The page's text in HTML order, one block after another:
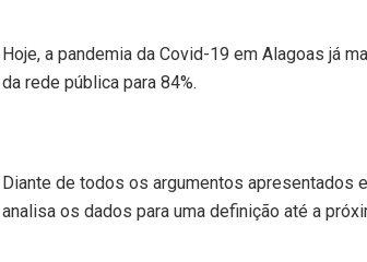
Hoje, a pandemia da Covid-19 em Alagoas já
da rede pública para 84%.
Diante de todos os argumentos apresentados
analisa os dados para uma definição até a